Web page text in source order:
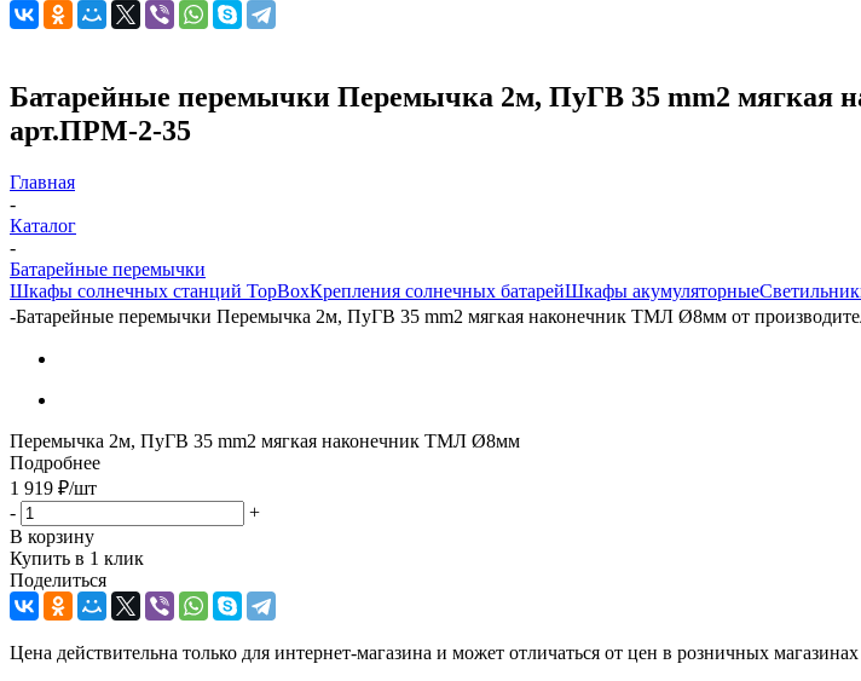
Батарейные перемычки Перемычка 2м, ПуГВ 35 mm2 мягкая
арт.ПРМ-2-35
Главная
-
Каталог
-
Батарейные перемычки
Шкафы солнечных станций TopBoxКрепления солнечных батарейШкафы акумуляторные
-Батарейные перемычки Перемычка 2м, ПуГВ 35 mm2 мягкая наконечник ТМЛ Ø8мм от
Перемычка 2м, ПуГВ 35 mm2 мягкая наконечник ТМЛ Ø8мм
Подробнее
1 919 ₽/шт
-
+
В корзину
Купить в 1 клик
Поделиться
Цена действительна только для интернет-магазина и может отличаться от цен в розничных магазинах